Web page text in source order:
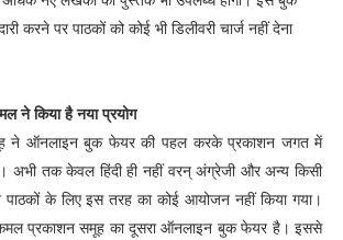
करने पर पाठकों को कोई भी डिलीवरी चार्ज नहीं देना
ने किया है नया प्रयोग
ने ऑनलाइन बुक फेयर की पहल करके प्रकाशन जगत में
अभी तक केवल हिंदी ही नहीं वरन् अंग्रेजी और अन्य किसी
पाठकों के लिए इस तरह का कोई आयोजन नहीं किया गया।
प्रकाशन समूह का दूसरा ऑनलाइन बुक फेयर है। इससे